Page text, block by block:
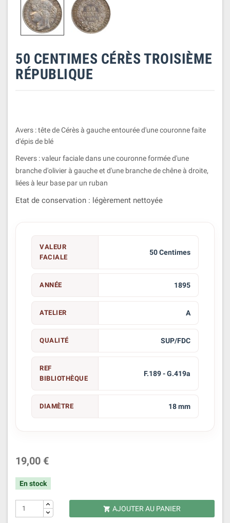
50 CENTIMES CÉRÈS TROISIÈME
RÉPUBLIQUE
Avers : tête de Cérès à gauche entourée d'une couronne faite
d'épis de blé
Revers : valeur faciale dans une couronne formée d'une
branche d'olivier à gauche et d'une branche de chêne à droite,
liées à leur base par un ruban
Etat de conservation : légèrement nettoyée
VALEUR
FACIALE
50 Centimes
ANNÉE 1895
ATELIER A
QUALITÉ SUP/FDC
REF
BIBLIOTHÈQUE
F.189 - G.419a
DIAMÈTRE 18 mm
19,00 €
En stock
 AJOUTER AU PANIER